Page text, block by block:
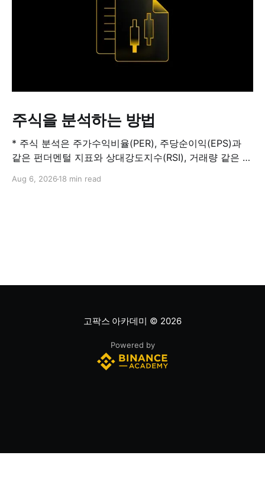
주식을 분석하는 방법
* 주식 분석은 주가수익비율(PER), 주당순이익(EPS)과
같은 펀더멘털 지표와 상대강도지수(RSI), 거래량 같은 기
는지, 저평가됐는지를 판단하는 과정입니다. 하나의 지표
Aug 6, 2026 18 min read
고팍스 아카데미 © 2026
Powered by